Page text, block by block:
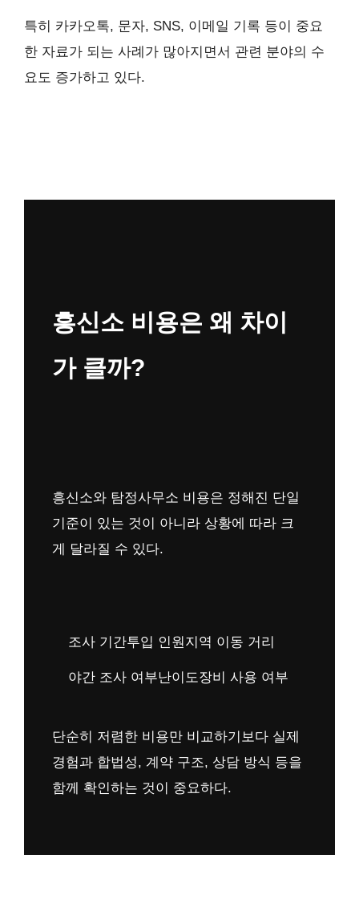
특히 카카오톡, 문자, SNS, 이메일 기록 등이 중요
한 자료가 되는 사례가 많아지면서 관련 분야의 수
요도 증가하고 있다.
흥신소 비용은 왜 차이
가 클까?
흥신소와 탐정사무소 비용은 정해진 단일
기준이 있는 것이 아니라 상황에 따라 크
게 달라질 수 있다.
조사 기간투입 인원지역 이동 거리
야간 조사 여부난이도장비 사용 여부
단순히 저렴한 비용만 비교하기보다 실제
경험과 합법성, 계약 구조, 상담 방식 등을
함께 확인하는 것이 중요하다.